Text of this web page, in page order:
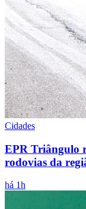
Cidades
EPR Triângulo
rodovias da
há 1h